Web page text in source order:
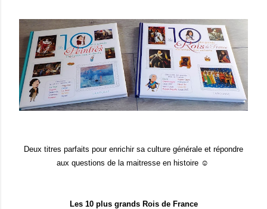
Deux titres parfaits pour enrichir sa culture générale et répondre
aux questions de la maitresse en histoire ☺
Les 10 plus grands Rois de France